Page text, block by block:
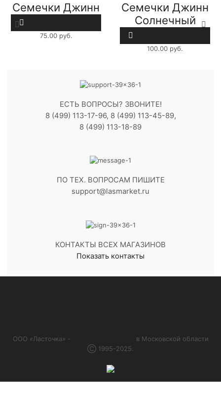
Семечки Джинн
75.00 руб.
Семечки Джинн
Солнечный
Великан 100гр
100.00 руб.
ЕСТЬ ВОПРОСЫ? ЗВОНИТЕ!
8 (499) 113-17-96, 8 (499) 113-45-89,
8 (499) 113-18-89
ПО ТЕХ. ВОПРОСАМ ПИШИТЕ
support@lasmarket.ru
КОНТАКТЫ ВСЕХ МАГАЗИНОВ
Показать контакты
ООО «Ласточка» -
в Московской области
Ⓒ 1995-2025.